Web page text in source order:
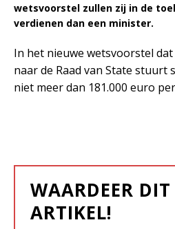
wetsvoorstel zullen zij in de
ver­die­nen dan een mi­nis­ter.
In het nieuwe wets­voor­stel
naar de Raad van Sta­te
niet meer dan 181.000 euro
WAARDEER DIT
ARTIKEL!